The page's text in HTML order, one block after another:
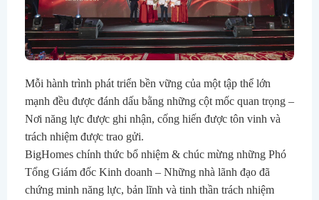
Mỗi hành trình phát triển bền vững của một tập thể lớn
mạnh đều được đánh dấu bằng những cột mốc quan trọng –
Nơi năng lực được ghi nhận, cống hiến được tôn vinh và
trách nhiệm được trao gửi.
BigHomes chính thức bổ nhiệm & chúc mừng những Phó
Tổng Giám đốc Kinh doanh – Những nhà lãnh đạo đã
chứng minh năng lực, bản lĩnh và tinh thần trách nhiệm